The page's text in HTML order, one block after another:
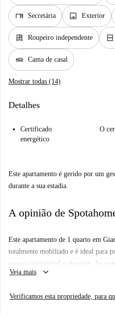
desk Secretária image Exterior
dresser Roupeiro independente window_closed
airline_seat_flat Cama de casal
Mostrar todas (14)
Detalhes
Certificado
energético
O
Este apartamento é gerido por um
durante a sua estadia.
A opinião de
Este apartamento de 1 quarto em
totalmente mobiliado e é ideal para
espaço confortável e elegante. As
central e ar condicionado, cozinha
estimação. Este imóvel foi
Veja mais keyboard_arrow_down
Verificamos esta propriedade, para